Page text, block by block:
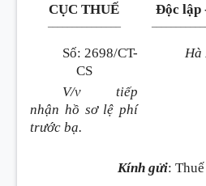
CỤC THUẾ
Độc lập
Số: 2698/CT-
CS
V/v tiếp
nhận hồ sơ lệ phí
trước bạ.
Hà
Kính gửi: